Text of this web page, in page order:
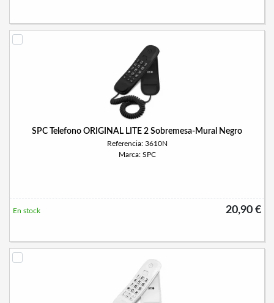
SPC Telefono ORIGINAL LITE 2 Sobremesa-Mural Negro
Referencia: 3610N
Marca: SPC
20,90 €
En stock